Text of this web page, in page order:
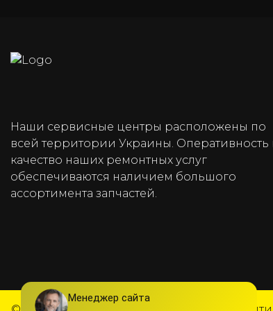
Наши сервисные центры расположены по
всей территории Украины. Оперативность
качество наших ремонтных услуг
обеспечиваются наличием большого
ассортимента запчастей.